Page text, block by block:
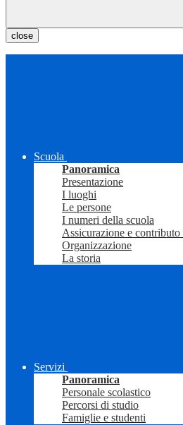
close
Scuola
Panoramica
Presentazione
I luoghi
Le persone
I numeri della scuola
Assicurazione e
Organizzazione
La storia
Servizi
Panoramica
Personale scolastico
Percorsi di studio
Famiglie e studenti